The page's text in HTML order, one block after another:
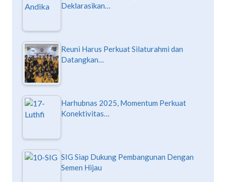
Deklarasikan…
Reuni Harus Perkuat Silaturahmi dan
Datangkan…
Harhubnas 2025, Momentum Perkuat
Konektivitas…
SIG Siap Dukung Pembangunan Dengan
Semen Hijau